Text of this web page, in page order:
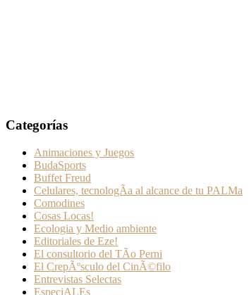
Categorías
Animaciones y Juegos
BudaSports
Buffet Freud
Celulares, tecnologÃ­a al alcance de tu PALMa
Comodines
Cosas Locas!
Ecologia y Medio ambiente
Editoriales de Eze!
El consultorio del TÃ­o Perni
El CrepÃºsculo del CinÃ©filo
Entrevistas Selectas
EspeciALEs